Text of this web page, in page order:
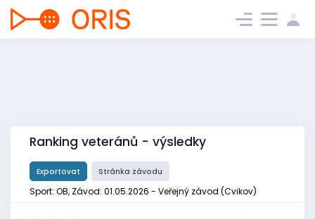
Ranking veteránů - výsledky
Exportovat Stránka závodu
Sport: OB, Závod: 01.05.2026 - Veřejný závod (Cvikov)